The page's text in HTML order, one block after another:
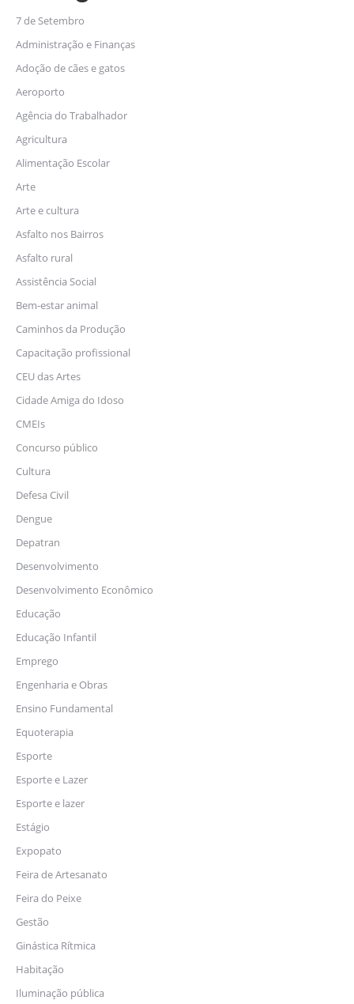
7 de Setembro
Administração e Finanças
Adoção de cães e gatos
Aeroporto
Agência do Trabalhador
Agricultura
Alimentação Escolar
Arte
Arte e cultura
Asfalto nos Bairros
Asfalto rural
Assistência Social
Bem-estar animal
Caminhos da Produção
Capacitação profissional
CEU das Artes
Cidade Amiga do Idoso
CMEIs
Concurso público
Cultura
Defesa Civil
Dengue
Depatran
Desenvolvimento
Desenvolvimento Econômico
Educação
Educação Infantil
Emprego
Engenharia e Obras
Ensino Fundamental
Equoterapia
Esporte
Esporte e Lazer
Esporte e lazer
Estágio
Expopato
Feira de Artesanato
Feira do Peixe
Gestão
Ginástica Rítmica
Habitação
Iluminação pública